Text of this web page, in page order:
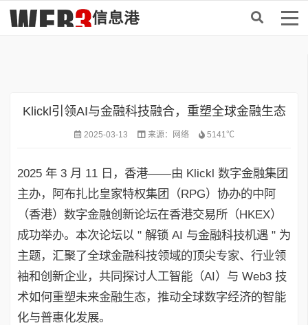
首页 > DePIN
Klickl引领AI与金融科技融合，重塑全球金融生态
2025-03-13 来源： 网络 5141℃
2025 年 3 月 11 日，香港——由 Klickl 数字金融集团
主办，阿布扎比皇家特权集团（RPG）协办的中阿
（香港）数字金融创新论坛在香港交易所（HKEX）
成功举办。本次论坛以 " 解锁 AI 与金融科技机遇 " 为
主题，汇聚了全球金融科技领域的顶尖专家、行业领
袖和创新企业，共同探讨人工智能（AI）与 Web3 技
术如何重塑未来金融生态，推动全球数字经济的智能
化与普惠化发展。